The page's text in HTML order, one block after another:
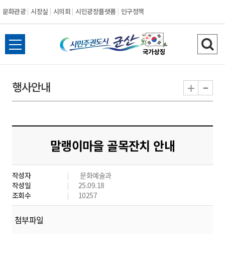
문화관광 시장실 시의회 시민광장플랫폼 인구정책
시
민
도
시
군
산
전
체
뉴
열
검
색
기
행사안내 + -
말랭이마을 골목잔치 안내
작성자
문화예술과
작성일
25.09.18
조회수
10257
첨부파일